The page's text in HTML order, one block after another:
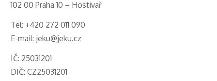
102 00 Praha 10 – Hostivař
Tel: +420 272 011 090
E-mail: jeku@jeku.cz
IČ: 25031201
DIČ: CZ25031201